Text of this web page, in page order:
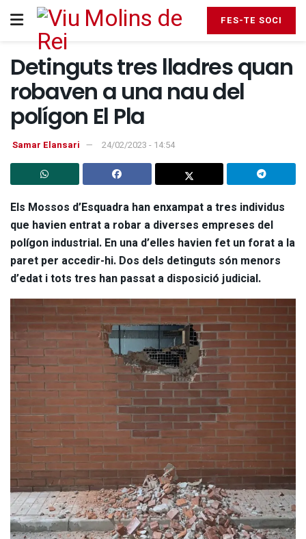
FES-TE SOCI
Detinguts tres lladres quan
robaven a una nau del
polígon El Pla
Samar Elansari 24/02/2023 - 14:54
Els Mossos d’Esquadra han enxampat a tres individus
que havien entrat a robar a diverses empreses del
polígon industrial. En una d’elles havien fet un forat a la
paret per accedir-hi. Dos dels detinguts són menors
d’edat i tots tres han passat a disposició judicial.